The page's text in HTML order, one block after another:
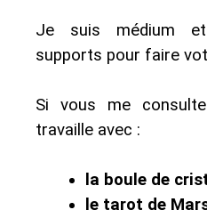
Je suis médium et
supports pour faire
Si vous me
travaille avec :
la boule de
le tarot de